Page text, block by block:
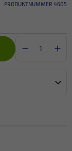
PRODUKTNUMMER 4605